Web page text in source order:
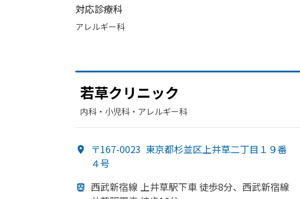
対応診療科
アレルギー科
若草クリニック
内科・​小児科・​アレルギー科
〒167-0023 東京都杉並区上井草二丁目１９番
４号
西武新宿線 上井草駅下車 徒歩8分、 西武新宿線